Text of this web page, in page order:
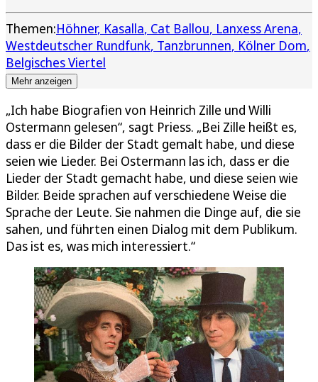
Themen:Höhner Kasalla Cat Ballou Lanxess Arena
Westdeutscher Rundfunk Tanzbrunnen Kölner Dom
Belgisches Viertel
Mehr anzeigen
„Ich habe Biografien von Heinrich Zille und Willi
Ostermann gelesen“, sagt Priess. „Bei Zille heißt es,
dass er die Bilder der Stadt gemalt habe, und diese
seien wie Lieder. Bei Ostermann las ich, dass er die
Lieder der Stadt gemacht habe, und diese seien wie
Bilder. Beide sprachen auf verschiedene Weise die
Sprache der Leute. Sie nahmen die Dinge auf, die sie
sahen, und führten einen Dialog mit dem Publikum.
Das ist es, was mich interessiert.“